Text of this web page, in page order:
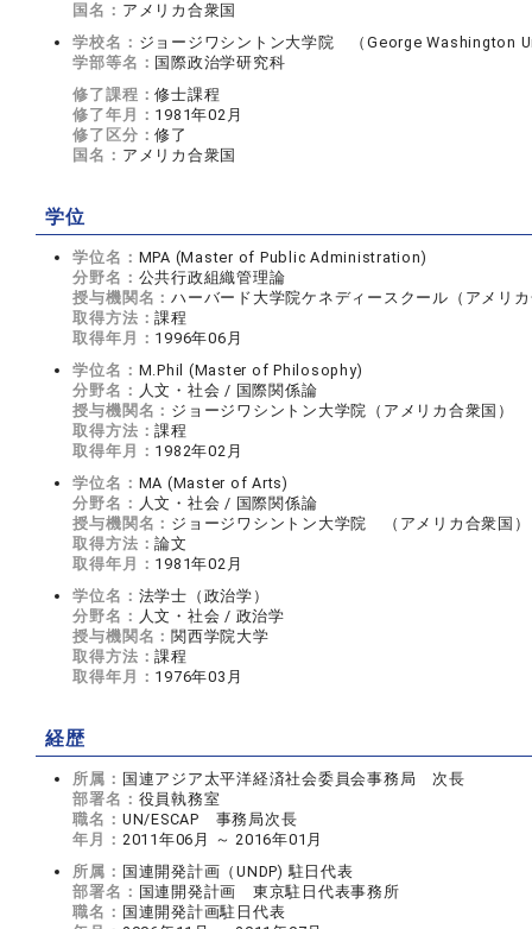
国名： アメリカ合衆国
学校名： ジョージワシントン大学院 （George Washington
学部等名： 国際政治学研究科
修了課程：修士課程
修了年月： 1981年02月
修了区分：修了
国名： アメリカ合衆国
学位
学位名： MPA (Master of Public Administration)
分野名： 公共行政組織管理論
授与機関名：ハーバード大学院ケネディースクール（アメリ
取得方法：課程
取得年月： 1996年06月
学位名： M.Phil (Master of Philosophy)
分野名： 人文・社会 / 国際関係論
授与機関名： ジョージワシントン大学院（アメリカ合衆国）
取得方法：課程
取得年月： 1982年02月
学位名： MA (Master of Arts)
分野名： 人文・社会 / 国際関係論
授与機関名： ジョージワシントン大学院 （アメリカ合衆国）
取得方法：論文
取得年月： 1981年02月
学位名： 法学士（政治学）
分野名： 人文・社会 / 政治学
授与機関名： 関西学院大学
取得方法：課程
取得年月： 1976年03月
経歴
所属： 国連アジア太平洋経済社会委員会事務局 次長
部署名： 役員執務室
職名： UN/ESCAP 事務局次長
年月： 2011年06月 ～ 2016年01月
所属： 国連開発計画（UNDP) 駐日代表
部署名： 国連開発計画 東京駐日代表事務所
職名： 国連開発計画駐日代表